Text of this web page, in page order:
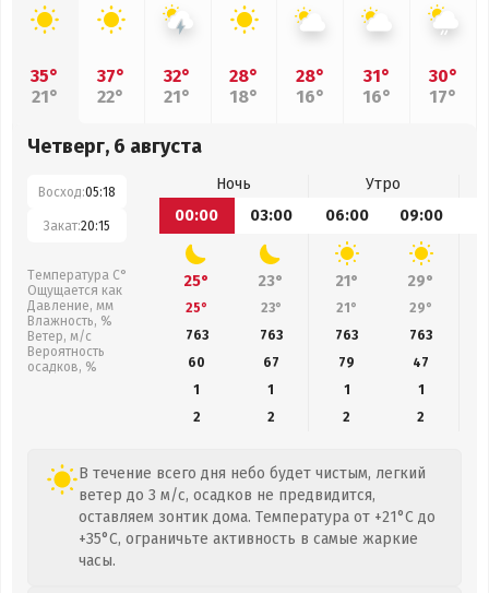
35°
21°
37°
22°
32°
21°
28°
18°
28°
16°
31°
16°
30°
17°
Четверг, 6 августа
Восход:05:18
Закат:20:15
Температура С°
Ощущается как
Давление, мм
Влажность, %
Ветер, м/с
Вероятность
осадков, %
Ночь
Утро
00:00
03:00 06:00 09:00
25° 23° 21° 29°
25° 23° 21° 29°
763
763 763 763
60
67 79
47
1
1 1
1
2
2 2 2
В течение всего дня небо будет чистым, легкий
ветер до 3 м/с, осадков не предвидится,
оставляем зонтик дома. Температура от +21°C до
+35°C, ограничьте активность в самые жаркие
часы.